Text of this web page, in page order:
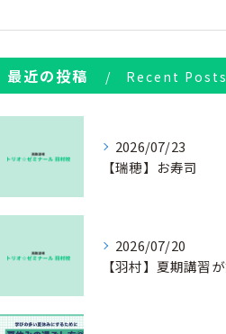
最近の投稿 Recent Posts
2026/07/23
【瑞穂】お寿司
2026/07/20